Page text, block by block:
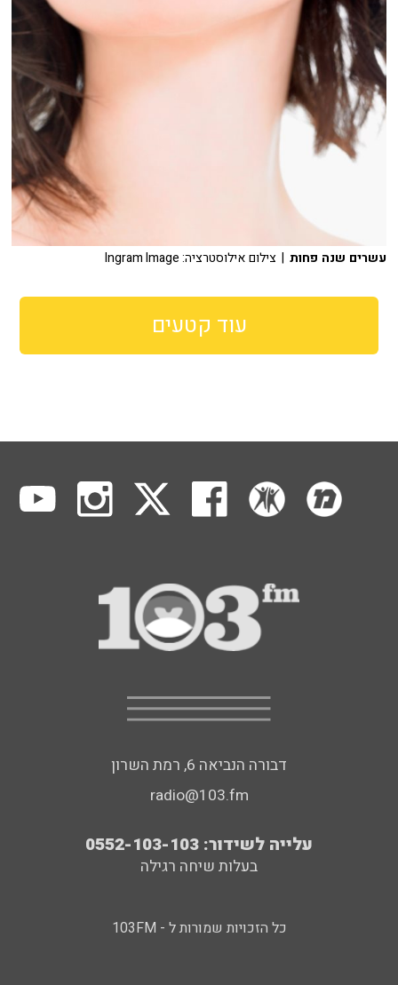
עשרים שנה פחות | צילום אילוסטרציה: Ingram Image
עוד קטעים
דבורה הנביאה 6, רמת השרון
radio@103.fm
עלייה לשידור: 0552-103-103
בעלות שיחה רגילה
כל הזכויות שמורות ל - 103FM